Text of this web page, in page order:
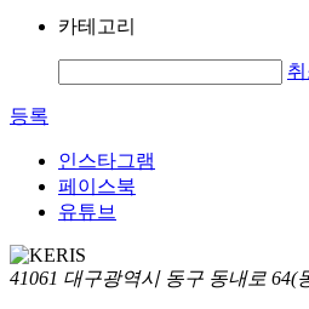
카테고리
등록
인스타그램
페이스북
유튜브
41061 대구광역시 동구 동내로 64(